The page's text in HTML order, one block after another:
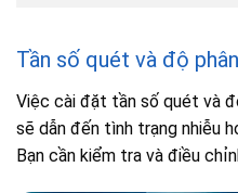
Tần số quét và độ
Việc cài đặt tần số quét và
sẽ dẫn đến tình trạng nhiễu
Bạn cần kiểm tra và điều